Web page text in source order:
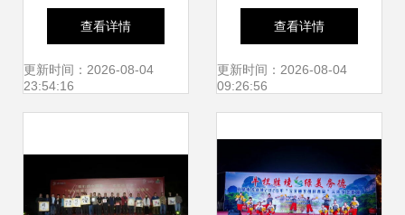
携手三场演出 伟长
楼文化盛宴即将开
查看详情
更新时间：2026-08-04
23:54:16
人汉字书法大赛颁
奖典礼在深圳成功
查看详情
更新时间：2026-08-04
09:26:56